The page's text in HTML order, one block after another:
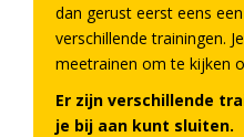
dan gerust eerst eens
verschillende trainingen.
meetrainen om te kijken
Er zijn verschillende
je bij aan kunt sluiten.